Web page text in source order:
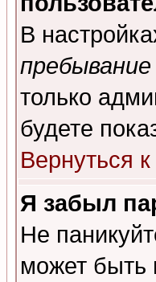
В
только
будете
Вернуться
Я забыл
Не
может быть